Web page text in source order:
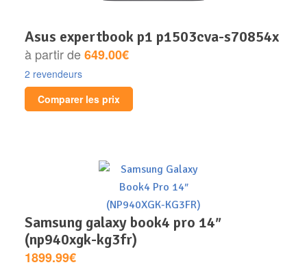
asus expertbook p1 p1503cva-s70854x
à partir de649.00€
2 revendeurs
Comparer les prix
samsung galaxy book4 pro 14″
(np940xgk-kg3fr)
1899.99€